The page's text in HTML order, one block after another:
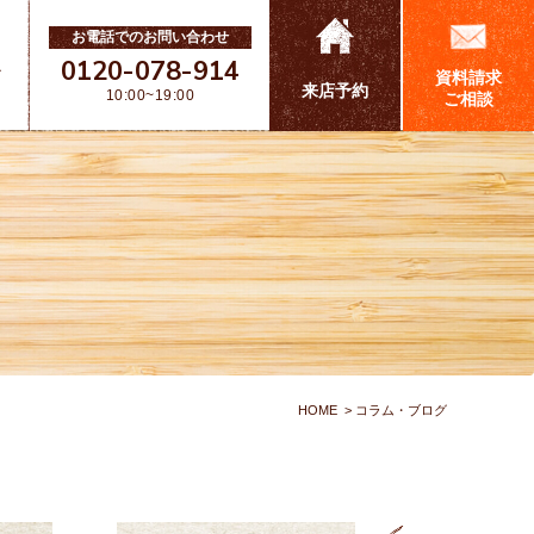
お電話でのお問い合わせ
0120-078-914
10:00~19:00 来店予約
資料請求
ご相談
HOME コラム・ブログ